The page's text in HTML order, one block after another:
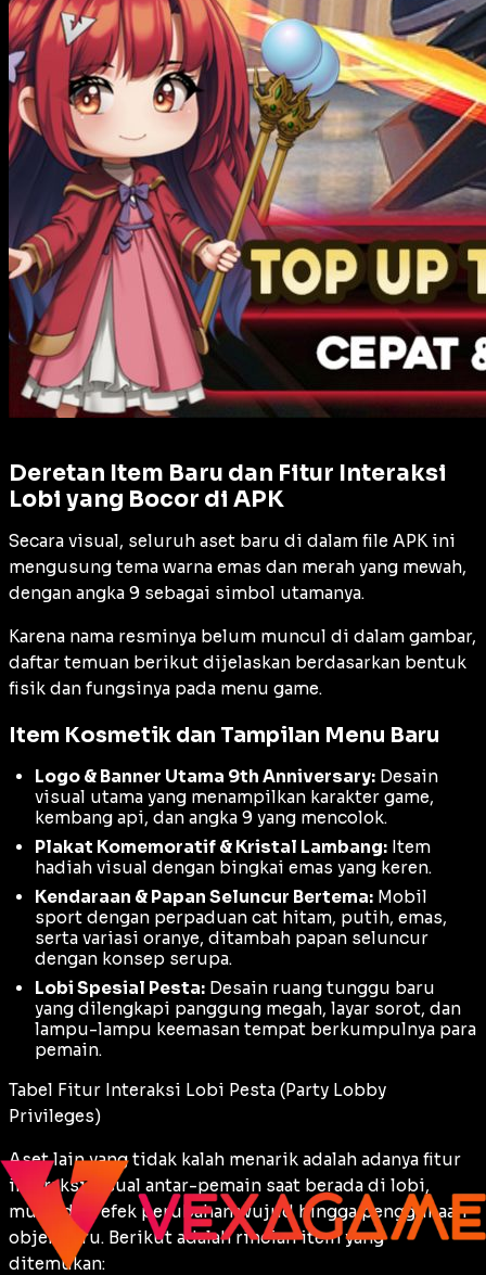
Deretan Item Baru dan Fitur Interaksi
Lobi yang Bocor di APK
Secara visual, seluruh aset baru di dalam file APK ini
mengusung tema warna emas dan merah yang mewah,
dengan angka 9 sebagai simbol utamanya.
Karena nama resminya belum muncul di dalam gambar,
daftar temuan berikut dijelaskan berdasarkan bentuk
fisik dan fungsinya pada menu game.
Item Kosmetik dan Tampilan Menu Baru
Logo & Banner Utama 9th Anniversary: Desain
visual utama yang menampilkan karakter game,
kembang api, dan angka 9 yang mencolok.
Plakat Komemoratif & Kristal Lambang: Item
hadiah visual dengan bingkai emas yang keren.
Kendaraan & Papan Seluncur Bertema: Mobil
sport dengan perpaduan cat hitam, putih, emas,
serta variasi oranye, ditambah papan seluncur
dengan konsep serupa.
Lobi Spesial Pesta: Desain ruang tunggu baru
yang dilengkapi panggung megah, layar sorot, dan
lampu-lampu keemasan tempat berkumpulnya para
pemain.
Tabel Fitur Interaksi Lobi Pesta (Party Lobby
Privileges)
Aset lain yang tidak kalah menarik adalah adanya fitur
interaksi visual antar-pemain saat berada di lobi,
mulai dari efek perubahan wujud hingga penggunaan
objek seru. Berikut adalah rincian item yang
ditemukan: